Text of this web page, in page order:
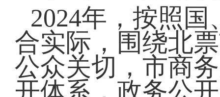
2024年，按照
合实际，围绕北
公众关切，市商
开体系，政务公